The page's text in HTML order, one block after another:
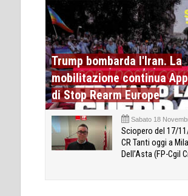
Trump bombarda l'Iran. La
mobilitazione continua
di Stop Rearm Europe
Sabato 18
Sciopero del 17/
CR Tanti oggi a
Dell’Asta (FP-Cgil